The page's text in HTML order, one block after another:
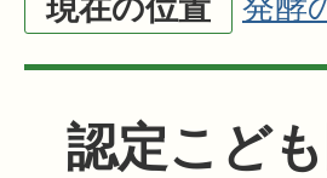
現在の位置
認定こど